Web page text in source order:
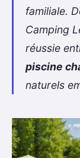
familiale.
Camping
réussie
piscine
naturels